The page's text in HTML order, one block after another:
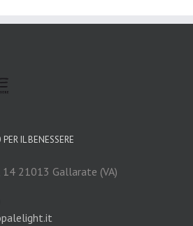
IL BENESSERE
21013 Gallarate (VA)